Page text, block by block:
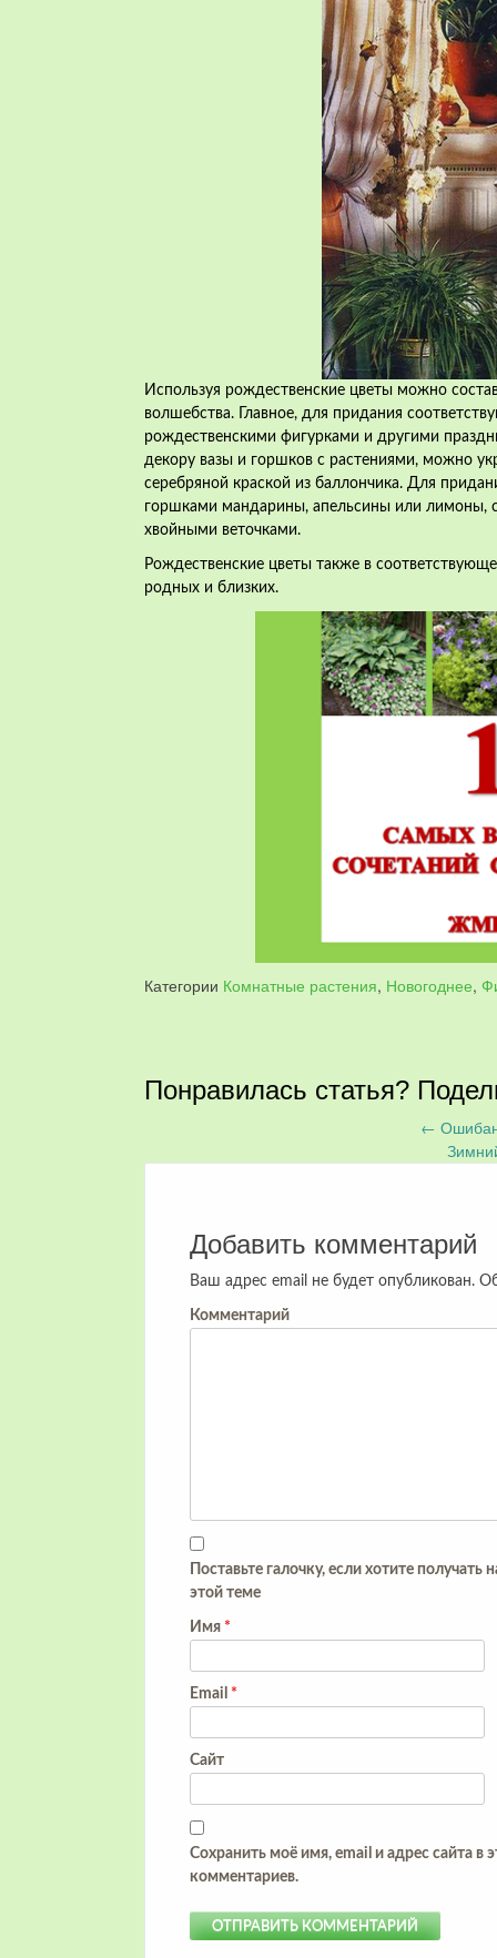
Используя рождественские цветы можно
волшебства. Главное, для придания
рождественскими фигурками и другими
декору вазы и горшков с растениями, можно
серебряной краской из баллончика. Для
горшками мандарины, апельсины или лимоны,
хвойными веточками.
Рождественские цветы также в
родных и близких.
Категории Комнатные растения, Новогоднее,
Понравилась статья?
Запись
←
Добавить комментарий
Ваш адрес email не будет опубликован.
Комментарий
Поставьте галочку, если хотите
этой теме
Имя *
Email *
Сайт
Сохранить моё имя, email и адрес сайта
комментариев.